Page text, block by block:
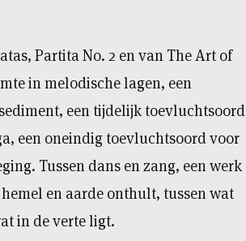
Partita No. 2 en van The Art of
in melodische lagen, een
een tijdelijk toevluchtsoord
een oneindig toevluchtsoord voor
Tussen dans en zang, een werk
en aarde onthult, tussen wat
in de verte ligt.